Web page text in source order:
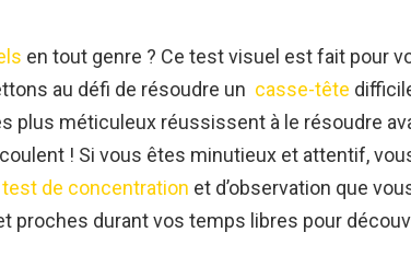
en tout genre ? Ce test visuel est fait pour
au défi de résoudre un casse-tête
plus méticuleux réussissent à le résoudre
! Si vous êtes minutieux et attentif,
test de concentration et d’observation que
proches durant vos temps libres pour